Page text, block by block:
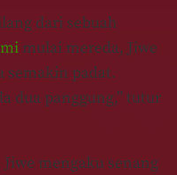
dari sebuah
mulai mereda, Jiwe
semakin padat.
dua panggung,” tutur
mengaku senang